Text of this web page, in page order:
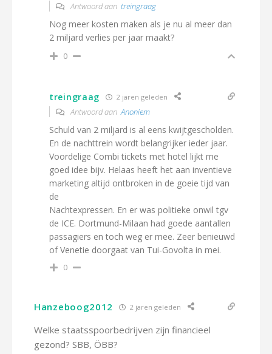
Antwoord aan treingraag
Nog meer kosten maken als je nu al meer dan
2 miljard verlies per jaar maakt?
0
treingraag 2 jaren geleden
Antwoord aanAnoniem
Schuld van 2 miljard is al eens kwijtgescholden.
En de nachttrein wordt belangrijker ieder jaar.
Voordelige Combi tickets met hotel lijkt me
goed idee bijv. Helaas heeft het aan inventieve
marketing altijd ontbroken in de goeie tijd van
de
Nachtexpressen. En er was politieke onwil tgv
de ICE. Dortmund-Milaan had goede aantallen
passagiers en toch weg er mee. Zeer benieuwd
of Venetie doorgaat van Tui-Govolta in mei.
0
Hanzeboog2012 2 jaren geleden
Welke staatsspoorbedrijven zijn financieel
gezond? SBB, ÖBB?